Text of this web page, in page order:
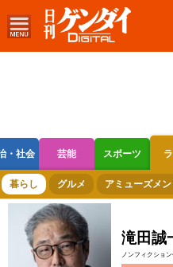
・社会 芸能 スポーツ
ボートレース 競輪 オートレー
暮らし グルメ アミューズメン
滝田誠
ノンフィクショ